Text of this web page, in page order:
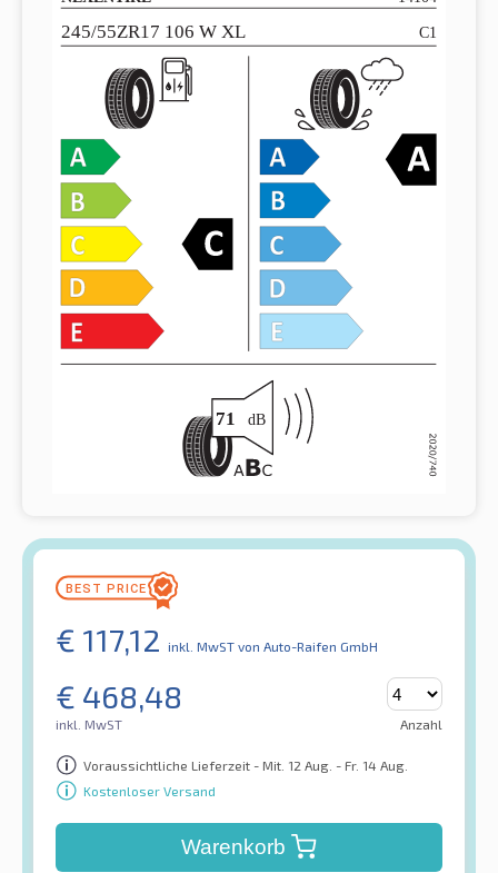
€ 117,12 inkl. MwST von Auto-Raifen GmbH
€ 468,48
inkl. MwST Anzahl
Voraussichtliche Lieferzeit - Mit. 12 Aug. - Fr. 14 Aug.
Kostenloser Versand
Warenkorb